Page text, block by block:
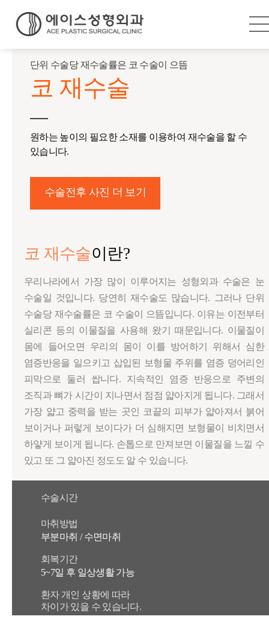
단위 수술당 재수술률은 코 수술이 으뜸
코 재수술
원하는 높이의 필요한 소재를 이용하여 재수술을 할 수
있습니다.
수술전후 사진 더 보기
코 재수술이란?
우리나라에서 가장 많이 이루어지는 성형외과 수술은 눈
수술일 것입니다. 당연히 재수술도 많습니다. 그러나 단위
수술당 재수술률은 코 수술이 으뜸입니다. 이유는 이전부터
실리콘 등의 이물질을 사용해 왔기 때문입니다. 이물질이
몸에 들어오면 우리의 몸이 이를 방어하기 위해서 심한
염증반응을 일으키고 삽입된 보형물 주위를 염증 덩어리인
피막으로 둘러 쌉니다. 지속적인 염증 반응으로 주변의
조직과 뼈가 시간이 지나면서 점점 얇아지게 됩니다. 그래서
가장 얇고 중력을 받는 곳인 코끝의 피부가 얇아져서 붉어
보이거나 퍼렇게 보이다가 더 심해지면 보형물이 비치면서
하얗게 보이게 됩니다. 손톱으로 만져보면 이물질을 느낄 수
있고 또 그 얇아진 정도도 알 수 있습니다.
수술시간
마취방법
부분마취 / 수면마취
회복기간
5~7일 후 일상생활 가능
환자 개인 상황에 따라
차이가 있을 수 있습니다.